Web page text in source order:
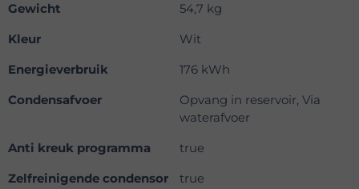
Gewicht
54,7 kg
Kleur
Wit
Energieverbruik
176 kWh
Condensafvoer
Opvang in reservoir, Via
waterafvoer
Anti kreuk programma
true
Zelfreinigende condensor
true